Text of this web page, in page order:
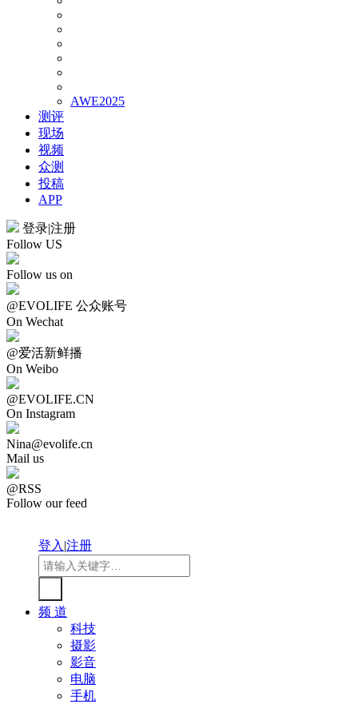
AWE2025
测评
现场
视频
众测
投稿
APP
登录|注册
Follow US
Follow us on
@EVOLIFE 公众账号
On Wechat
@爱活新鲜播
On Weibo
@EVOLIFE.CN
On Instagram
Nina@evolife.cn
Mail us
@RSS
Follow our feed
登入|注册
频 道
科技
摄影
影音
电脑
手机